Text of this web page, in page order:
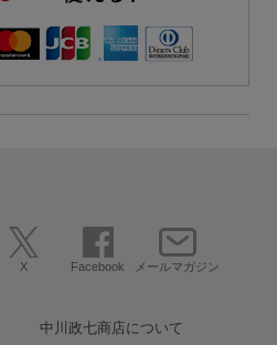
X Facebook メールマガジン
中川政七商店について